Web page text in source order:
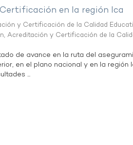
en la región Ica
y Certificación de la Calidad
Acreditación y Certificación de la
de avance en la ruta del
en el plano nacional y en la región
...